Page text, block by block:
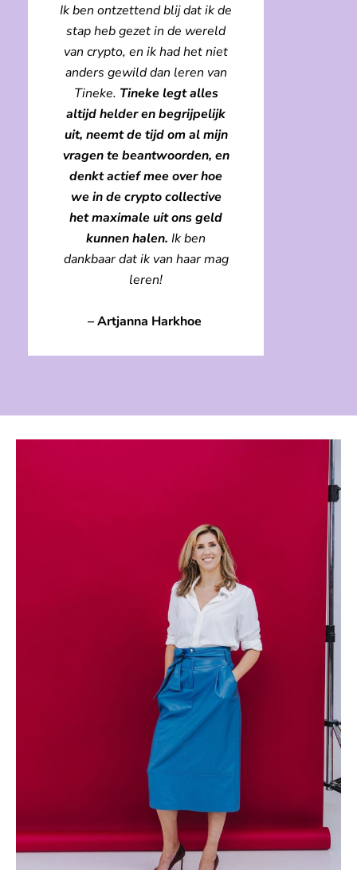
Ik ben ontzettend blij dat ik de
stap heb gezet in de wereld
van crypto, en ik had het niet
anders gewild dan leren van
Tineke. Tineke legt alles
altijd helder en begrijpelijk
uit, neemt de tijd om al mijn
vragen te beantwoorden, en
denkt actief mee over hoe
we in de crypto collective
het maximale uit ons geld
kunnen halen. Ik ben
dankbaar dat ik van haar mag
leren!
– Artjanna Harkhoe